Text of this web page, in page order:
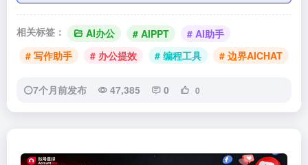
相关标签： AI办公 # AIPPT
# AI助手
# 写作助手
# 办公提效 # 编程工具 # 边界AICHAT
7个月前发布 47,385 0 0